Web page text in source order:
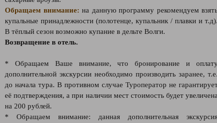
Обращаем внимание: на данную программу рекомендуем
купальные принадлежности (полотенце, купальник / плавки и
В тёплый сезон возможно купание в дельте Волги.
Возвращение в отель.
* Обращаем Ваше внимание, что бронирование и
дополнительной экскурсии необходимо производить заранее,
до начала тура. В противном случае Туроператор не
её подтверждения, а при наличии мест стоимость будет
на 200 рублей.
* Обращаем внимание: данная дополнительная